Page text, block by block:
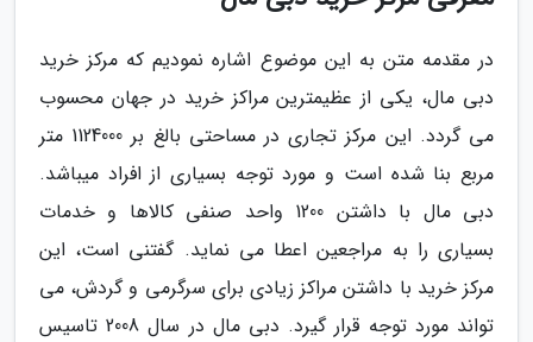
در مقدمه متن به این موضوع اشاره نمودیم که مرکز خرید
دبی مال، یکی از عظیمترین مراکز خرید در جهان محسوب
می گردد. این مرکز تجاری در مساحتی بالغ بر 1124000 متر
مربع بنا شده است و مورد توجه بسیاری از افراد میباشد.
دبی مال با داشتن 1200 واحد صنفی کالاها و خدمات
بسیاری را به مراجعین اعطا می نماید. گفتنی است، این
مرکز خرید با داشتن مراکز زیادی برای سرگرمی و گردش، می
تواند مورد توجه قرار گیرد. دبی مال در سال 2008 تاسیس